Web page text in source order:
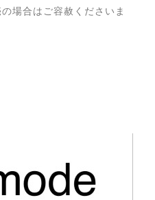
場合はご容赦くださいま